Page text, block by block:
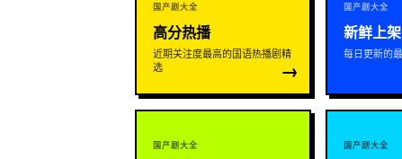
国产剧大全
高分热播
近期关注度最高的国语热播剧精
选
→
国产剧大全
新鲜上架
每日更新的
国产剧大全 国产剧大全